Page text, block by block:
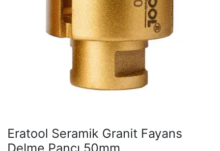
Eratool Seramik Granit Fayans
Delme Pancı 50mm